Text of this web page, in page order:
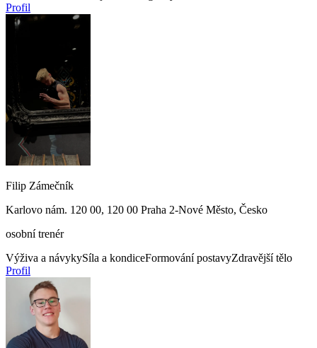
Profil
Filip Zámečník
Karlovo nám. 120 00, 120 00 Praha 2-Nové Město, Česko
osobní trenér
Výživa a návykySíla a kondiceFormování postavyZdravější tělo
Profil